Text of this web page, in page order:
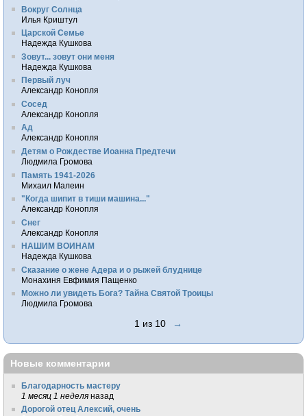
Вокруг Солнца
Илья Криштул
Царской Семье
Надежда Кушкова
Зовут... зовут они меня
Надежда Кушкова
Первый луч
Александр Конопля
Сосед
Александр Конопля
Ад
Александр Конопля
Детям о Рождестве Иоанна Предтечи
Людмила Громова
Память 1941-2026
Михаил Малеин
"Когда шипит в тиши машина..."
Александр Конопля
Снег
Александр Конопля
НАШИМ ВОИНАМ
Надежда Кушкова
Сказание о жене Адера и о рыжей блуднице
Монахиня Евфимия Пащенко
Можно ли увидеть Бога? Тайна Святой Троицы
Людмила Громова
1 из 10 →
Новые комментарии
Благодарность мастеру
1 месяц 1 неделя назад
Дорогой отец Алексий, очень